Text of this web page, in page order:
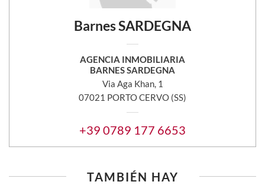
Barnes SARDEGNA
AGENCIA INMOBILIARIA
BARNES SARDEGNA
Via Aga Khan, 1
07021 PORTO CERVO (SS)
+39 0789 177 6653
TAMBIÉN HAY